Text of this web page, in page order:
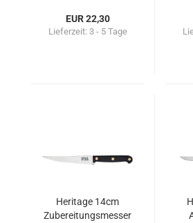
EUR 22,30
Lieferzeit: 3 - 5 Tage
Heritage 14cm
Zubereitungsmesser